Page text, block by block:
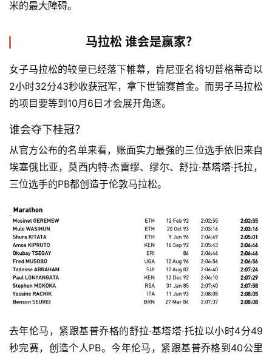
用
户
精
选
运
动
集
米的最大障碍。
马拉松 谁会是赢家？
女子马拉松的较量已经落下帷幕，肯尼亚名将切普格蒂奇以
2小时32分43秒收获冠军，拿下世锦赛首金。而男子马拉松
的项目要等到10月6日才会展开角逐。
谁会夺下桂冠？
从官方公布的名单来看，账面实力最强的三位选手依旧来自
埃塞俄比亚，莫西内特·杰雷缪、缪尔、舒拉·基塔塔·托拉，
三位选手的PB都创造于伦敦马拉松。
去年伦马，紧跟基普乔格的舒拉·基塔塔·托拉以小时4分49
秒完赛，创造个人PB。今年伦马，紧跟基普乔格到40公里